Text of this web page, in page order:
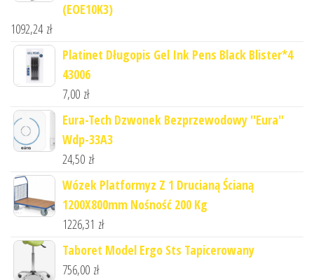
(EOE10K3)
1092,24 zł
Platinet Długopis Gel Ink Pens Black Blister*4
43006
7,00 zł
Eura-Tech Dzwonek Bezprzewodowy ''Eura''
Wdp-33A3
24,50 zł
Wózek Platformyz Z 1 Drucianą Ścianą
1200X800mm Nośność 200 Kg
1226,31 zł
Taboret Model Ergo Sts Tapicerowany
756,00 zł